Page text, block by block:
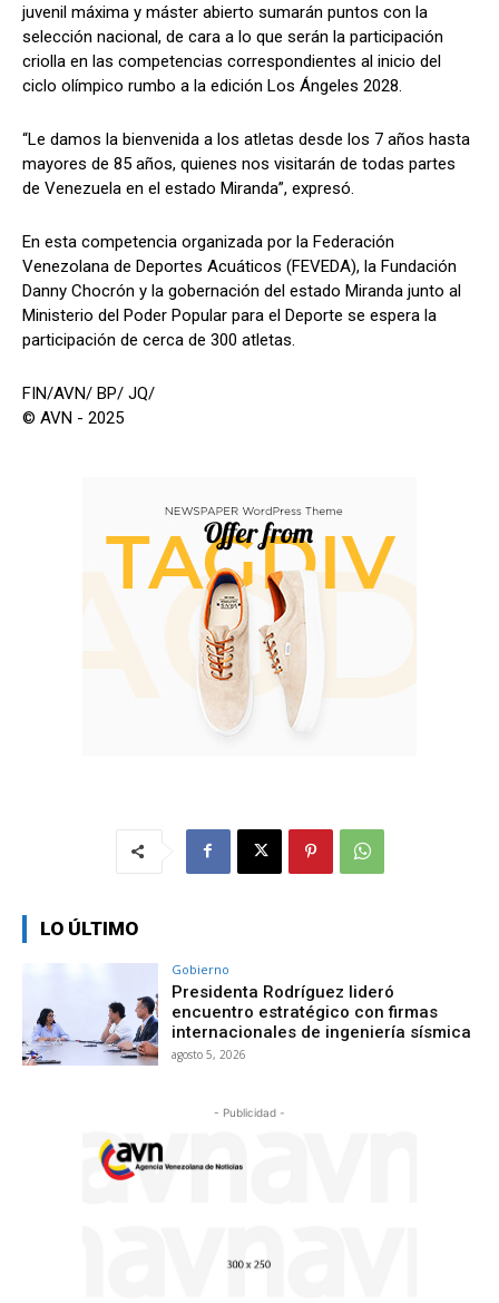
juvenil máxima y máster abierto sumarán puntos con la
selección nacional, de cara a lo que serán la participación
criolla en las competencias correspondientes al inicio del
ciclo olímpico rumbo a la edición Los Ángeles 2028.
“Le damos la bienvenida a los atletas desde los 7 años hasta
mayores de 85 años, quienes nos visitarán de todas partes
de Venezuela en el estado Miranda”, expresó.
En esta competencia organizada por la Federación
Venezolana de Deportes Acuáticos (FEVEDA), la Fundación
Danny Chocrón y la gobernación del estado Miranda junto al
Ministerio del Poder Popular para el Deporte se espera la
participación de cerca de 300 atletas.
FIN/AVN/ BP/ JQ/
© AVN - 2025
LO ÚLTIMO
Gobierno
Presidenta Rodríguez lideró
encuentro estratégico con firmas
internacionales de ingeniería sísmica
agosto 5, 2026
- Publicidad -